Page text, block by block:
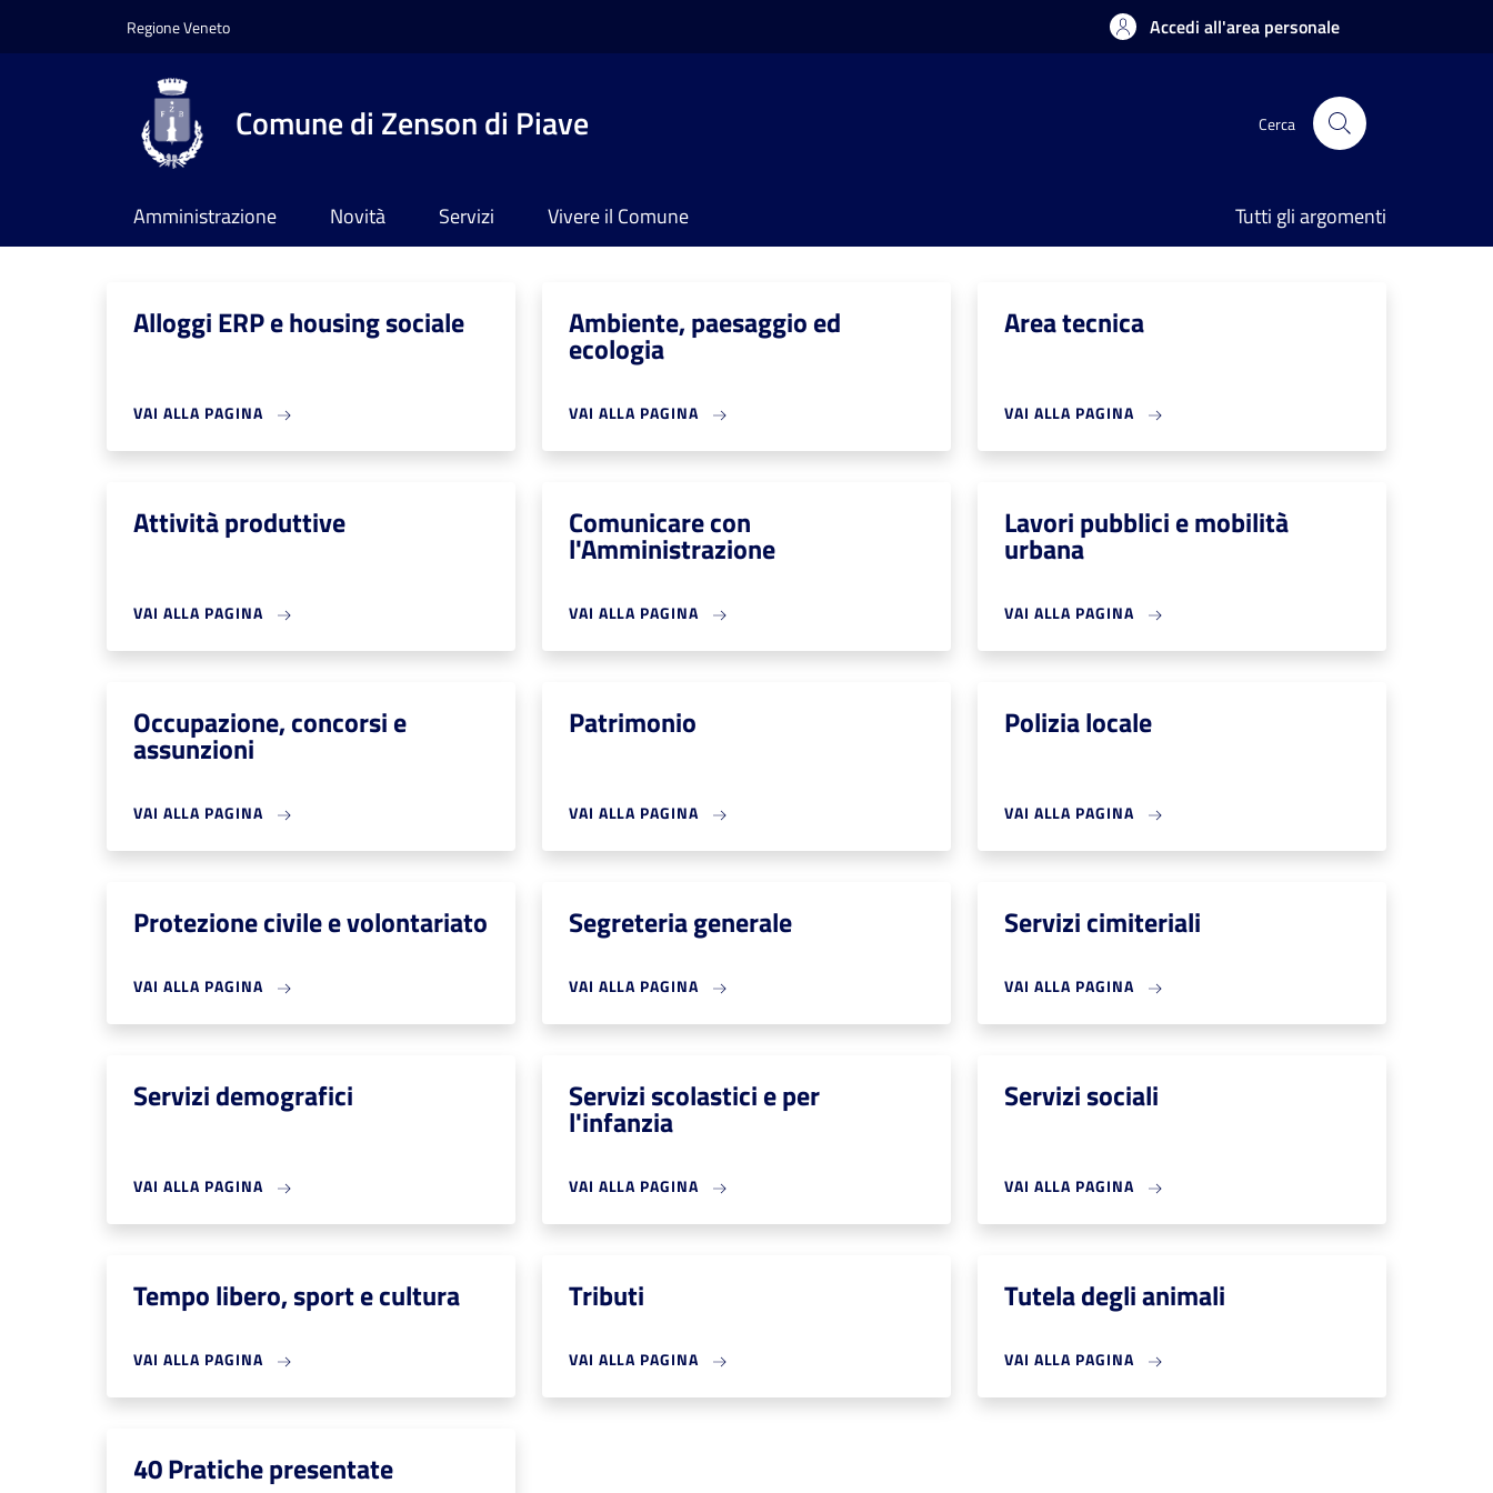
Regione Veneto Accedi all'area personale
Comune di Zenson di Piave Cerca
Amministrazione Novità Servizi Vivere il Comune Tutti gli argomenti
Alloggi ERP e housing sociale
VAI ALLA PAGINA
Ambiente, paesaggio ed
ecologia
VAI ALLA PAGINA
Area tecnica
VAI ALLA PAGINA
Attività produttive
VAI ALLA PAGINA
Comunicare con
l'Amministrazione
VAI ALLA PAGINA
Lavori pubblici e mobilità
urbana
VAI ALLA PAGINA
Occupazione, concorsi e
assunzioni
VAI ALLA PAGINA
Patrimonio
VAI ALLA PAGINA
Polizia locale
VAI ALLA PAGINA
Protezione civile e volontariato
VAI ALLA PAGINA
Segreteria generale
VAI ALLA PAGINA
Servizi cimiteriali
VAI ALLA PAGINA
Servizi demografici
VAI ALLA PAGINA
Servizi scolastici e per
l'infanzia
VAI ALLA PAGINA
Servizi sociali
VAI ALLA PAGINA
Tempo libero, sport e cultura
VAI ALLA PAGINA
Tributi
VAI ALLA PAGINA
Tutela degli animali
VAI ALLA PAGINA
40 Pratiche presentate